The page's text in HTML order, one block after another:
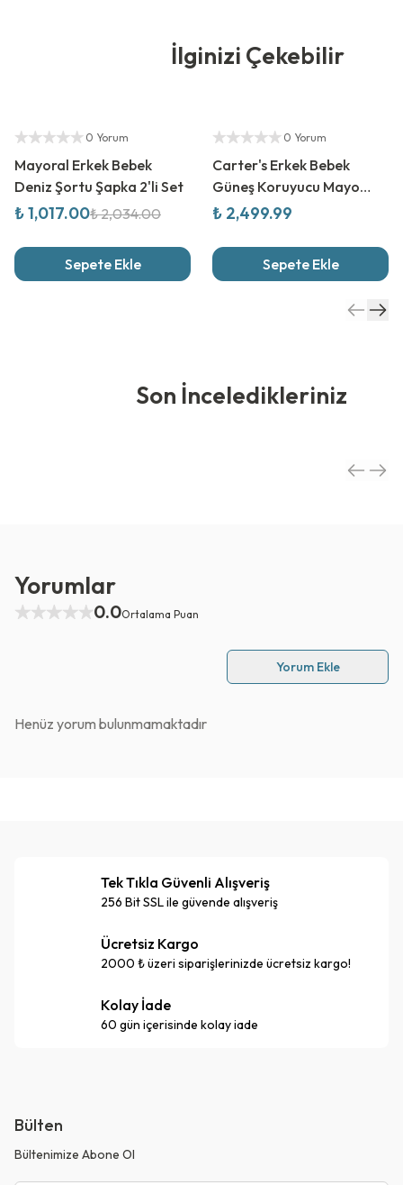
İlginizi Çekebilir
Yetkili Satıcı
0 Yorum
Mayoral Erkek Bebek
Deniz Şortu Şapka 2'li Set
₺ 1,017.00₺ 2,034.00
Sepete Ekle
0 Yorum
Carter's Erkek Bebek
Güneş Koruyucu Mayo
Tulum
₺ 2,499.99
Sepete Ekle
Son İnceledikleriniz
Yorumlar
0.0Ortalama Puan
Yorum Ekle
Henüz yorum bulunmamaktadır
Tek Tıkla Güvenli Alışveriş
256 Bit SSL ile güvende alışveriş
Ücretsiz Kargo
2000 ₺ üzeri siparişlerinizde ücretsiz kargo!
Kolay İade
60 gün içerisinde kolay iade
Bülten
Bültenimize Abone Ol